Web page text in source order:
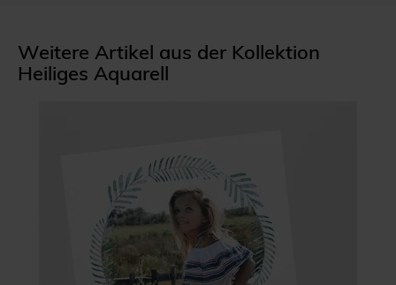
Weitere Artikel aus der Kollektion
Heiliges Aquarell